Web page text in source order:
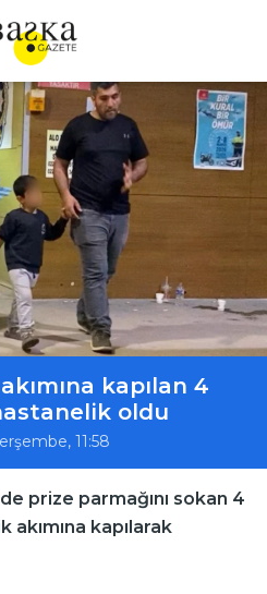
kapılan 4
oldu
11:58
prize parmağını sokan 4
kapılarak